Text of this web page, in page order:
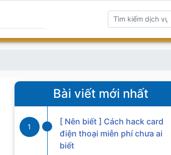
Bài viết mới nhất
1
[ Nên biết ] Cách hack card
điện thoại miễn phí chưa ai
biết